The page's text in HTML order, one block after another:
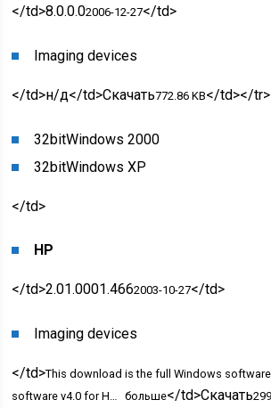
</td>8.0.0.02006-12-27</td>
Imaging devices
</td>н/д</td>Скачать772.86 KB</td></tr>
32bitWindows 2000
32bitWindows XP
</td>
HP
</td>2.01.0001.4662003-10-27</td>
Imaging devices
</td>This download is the full Windows
software v4.0 for H…
больше</td>Скачать